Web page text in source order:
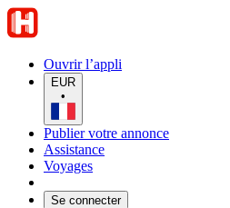
Ouvrir l’appli
EUR
•
Publier votre annonce
Assistance
Voyages
Se connecter